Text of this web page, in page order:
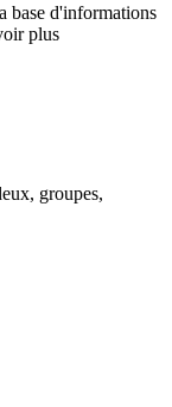
base d'informations
plus
groupes,